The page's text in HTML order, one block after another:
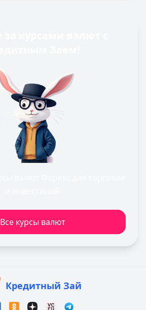
Все курсы валют
Кредитный Зай